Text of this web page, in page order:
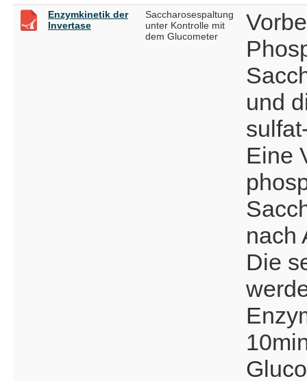
Enzymkinetik der
Invertase
Saccharosespaltung
unter Kontrolle mit
dem Glucometer
und
Eine
nach
Die